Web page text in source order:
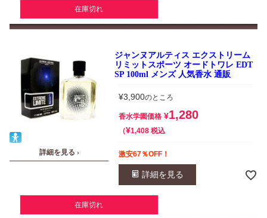
在庫切れ
詳細を見る ›
ジャンヌアルティス エクストリーム
リミットスポーツ オードトワレ EDT
SP 100ml メンズ 人気香水 通販
¥3,900のところ
香水学園価格 ¥1,280
¥1,408 税込
激安67％OFF！
詳細を見る
在庫切れ